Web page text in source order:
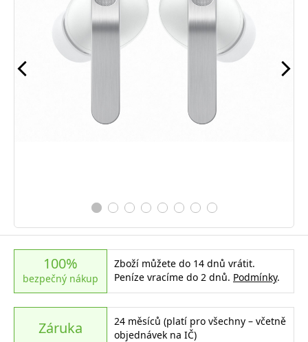
100%
bezpečný nákup
Zboží můžete do 14 dnů vrátit.
Peníze vracíme do 2 dnů. Podmínky.
Záruka
24 měsíců (platí pro všechny – včetně
objednávek na IČ)